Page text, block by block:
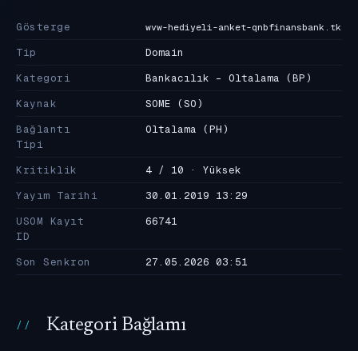
Gösterge wvw-hediyeli-anket-qnbfinansbank.tk
Tip
Domain
Kategori
Bankacılık - Oltalama (BP)
Kaynak
SOME (SO)
Bağlantı
Tipi
Oltalama (PH)
Kritiklik
4 / 10 · Yüksek
Yayım Tarihi
30.01.2019 13:29
USOM Kayıt
ID
66741
Son Senkron 27.05.2026 03:51
Kategori Bağlamı